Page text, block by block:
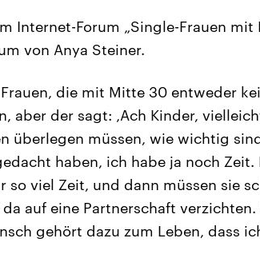
Internet-Forum „Single-Frauen mit
von Anya Steiner.
die mit Mitte 30 entweder
aber der sagt: ‚Ach Kinder,
überlegen müssen, wie wichtig
haben, ich habe ja noch Zeit.
viel Zeit, und dann müssen sie
auf eine Partnerschaft verzichten.
gehört dazu zum Leben, dass